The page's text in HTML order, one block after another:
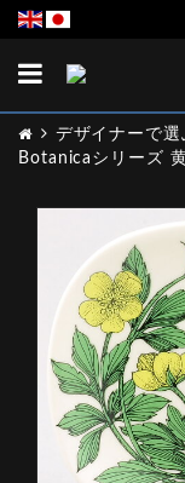
Toggle
デザイナーで選
Botanicaシリーズ